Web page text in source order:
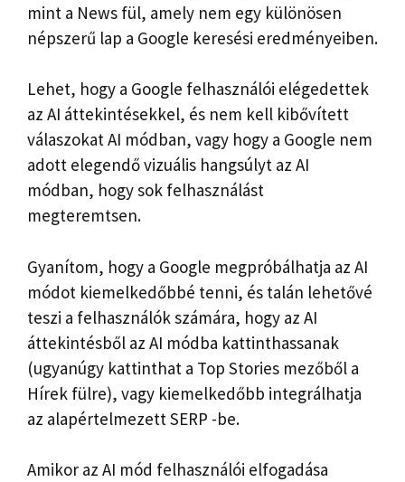
mint a News fül, amely nem egy különösen
népszerű lap a Google keresési eredményeiben.
Lehet, hogy a Google felhasználói elégedettek
az AI áttekintésekkel, és nem kell kibővített
válaszokat AI módban, vagy hogy a Google nem
adott elegendő vizuális hangsúlyt az AI
módban, hogy sok felhasználást
megteremtsen.
Gyanítom, hogy a Google megpróbálhatja az AI
módot kiemelkedőbbé tenni, és talán lehetővé
teszi a felhasználók számára, hogy az AI
áttekintésből az AI módba kattinthassanak
(ugyanúgy kattinthat a Top Stories mezőből a
Hírek fülre), vagy kiemelkedőbb integrálhatja
az alapértelmezett SERP -be.
Amikor az AI mód felhasználói elfogadása